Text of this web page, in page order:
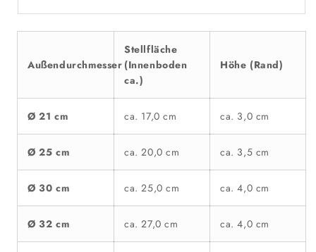
Außendurchmesser
Stellfläche
(Innenboden
ca.)
Höhe (Rand)
Ø 21 cm ca. 17,0 cm ca. 3,0 cm
Ø 25 cm ca. 20,0 cm ca. 3,5 cm
Ø 30 cm ca. 25,0 cm ca. 4,0 cm
Ø 32 cm ca. 27,0 cm ca. 4,0 cm